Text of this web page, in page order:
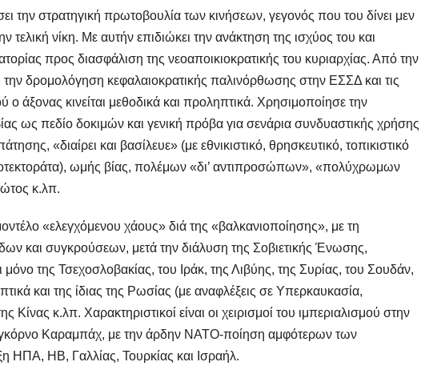
την στρατηγική πρωτοβουλία των κινήσεων, γεγονός που του δίνει μεν
τελική νίκη. Με αυτήν επιδιώκει την ανάκτηση της ισχύος του και
προς διασφάλιση της νεοαποικιοκρατικής του κυριαρχίας. Από την
δρομολόγηση κεφαλαιοκρατικής παλινόρθωσης στην ΕΣΣΔ και τις
άξονας κινείται μεθοδικά και προληπτικά. Χρησιμοποίησε την
ως πεδίο δοκιμών και γενική πρόβα για σενάρια συνδυαστικής χρήσης
«διαίρει και βασίλευε» (με εθνικιστικό, θρησκευτικό, τοπικιστικό
ωμής βίας, πολέμων «δι’ αντιπροσώπων», «πολύχρωμων
κ.λπ.
«ελεγχόμενου χάους» διά της «βαλκανιοποίησης», με τη
και συγκρούσεων, μετά την διάλυση της Σοβιετικής Ένωσης,
μόνο της Τσεχοσλοβακίας, του Ιράκ, της Λιβύης, της Συρίας, του Σουδάν,
και της ίδιας της Ρωσίας (με αναφλέξεις σε Υπερκαυκασία,
κ.λπ. Χαρακτηριστικοί είναι οι χειρισμοί του ιμπεριαλισμού στην
Καραμπάχ, με την άρδην ΝΑΤΟ-ποίηση αμφότερων των
ΗΠΑ, ΗΒ, Γαλλίας, Τουρκίας και Ισραήλ.